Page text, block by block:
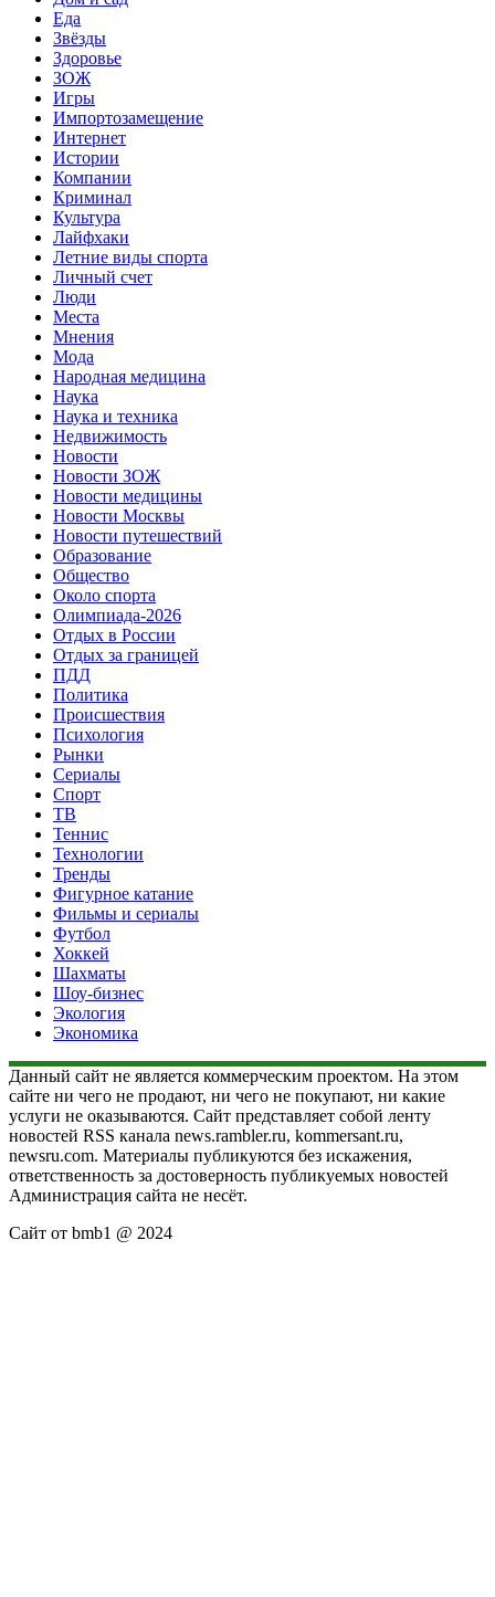
Еда
Звёзды
Здоровье
ЗОЖ
Игры
Импортозамещение
Интернет
Истории
Компании
Криминал
Культура
Лайфхаки
Летние виды спорта
Личный счет
Люди
Места
Мнения
Мода
Народная медицина
Наука
Наука и техника
Недвижимость
Новости
Новости ЗОЖ
Новости медицины
Новости Москвы
Новости путешествий
Образование
Общество
Около спорта
Олимпиада-2026
Отдых в России
Отдых за границей
ПДД
Политика
Происшествия
Психология
Рынки
Сериалы
Спорт
ТВ
Теннис
Технологии
Тренды
Фигурное катание
Фильмы и сериалы
Футбол
Хоккей
Шахматы
Шоу-бизнес
Экология
Экономика
Данный сайт не является коммерческим проектом. На этом
сайте ни чего не продают, ни чего не покупают, ни какие
услуги не оказываются. Сайт представляет собой ленту
новостей RSS канала news.rambler.ru, kommersant.ru,
newsru.com. Материалы публикуются без искажения,
ответственность за достоверность публикуемых новостей
Администрация сайта не несёт.
Сайт от bmb1 @ 2024